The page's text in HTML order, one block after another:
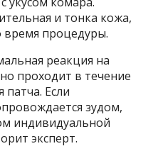
и тонка кожа,
время процедуры.
реакция на
проходит в течение
патча. Если
зудом,
индивидуальной
эксперт.